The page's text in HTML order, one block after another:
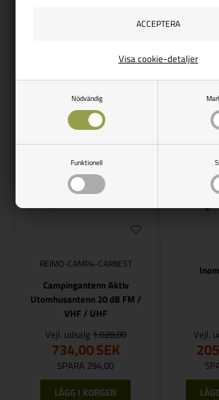
Nödvändig
Funktionell
Visa cookie-detaljer
REIMO-CAMP4-CARBEST
Campingantenn Aktiv
Utomhusantenn 20 dB FM /
VHF / UHF
Vejl. udsalg 1.028,00
734,00SEK
SPARA 294,00
Vejl.